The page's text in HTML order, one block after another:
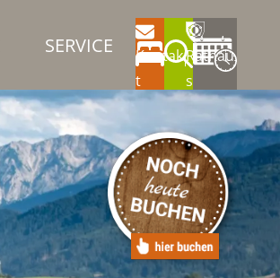
SERVICE
Kontak
t
Rathau
s